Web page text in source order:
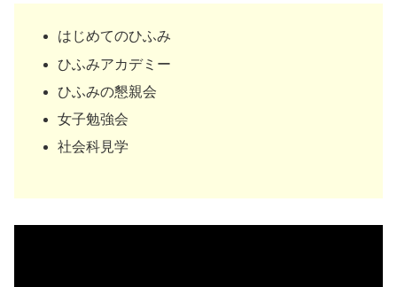
はじめてのひふみ
ひふみアカデミー
ひふみの懇親会
女子勉強会
社会科見学